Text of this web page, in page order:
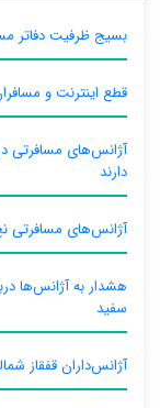
بسیج ظرفیت دفاتر
قطع اینترنت و
آژانس‌های مسافرتی در
دارند
آژانس‌های مسافرتی
هشدار به آژانس‌ها
سفید
آژانس‌داران قفقاز